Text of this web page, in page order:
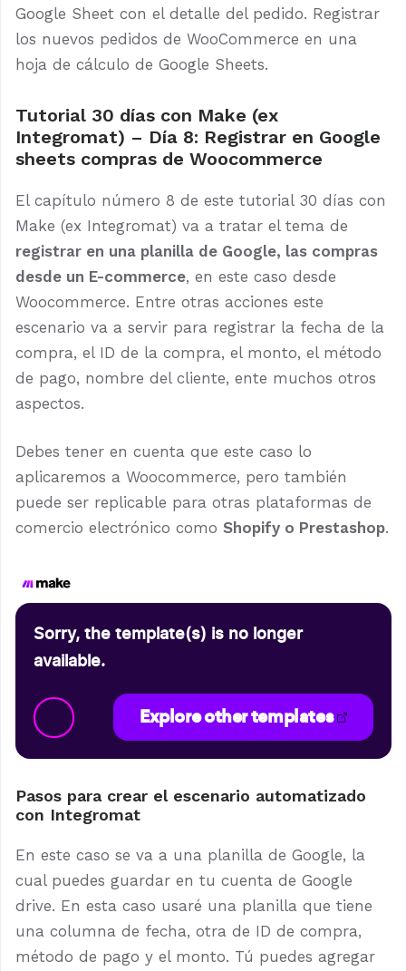
Google Sheet con el detalle del pedido. Registrar
los nuevos pedidos de WooCommerce en una
hoja de cálculo de Google Sheets.
Tutorial 30 días con Make (ex
Integromat) – Día 8: Registrar en Google
sheets compras de Woocommerce
El capítulo número 8 de este tutorial 30 días con
Make (ex Integromat) va a tratar el tema de
registrar en una planilla de Google, las compras
desde un E-commerce, en este caso desde
Woocommerce. Entre otras acciones este
escenario va a servir para registrar la fecha de la
compra, el ID de la compra, el monto, el método
de pago, nombre del cliente, ente muchos otros
aspectos.
Debes tener en cuenta que este caso lo
aplicaremos a Woocommerce, pero también
puede ser replicable para otras plataformas de
comercio electrónico como Shopify o Prestashop.
Sorry, the template(s) is no longer
available.
Explore other templates
Pasos para crear el escenario automatizado
con Integromat
En este caso se va a una planilla de Google, la
cual puedes guardar en tu cuenta de Google
drive. En esta caso usaré una planilla que tiene
una columna de fecha, otra de ID de compra,
método de pago y el monto. Tú puedes agregar